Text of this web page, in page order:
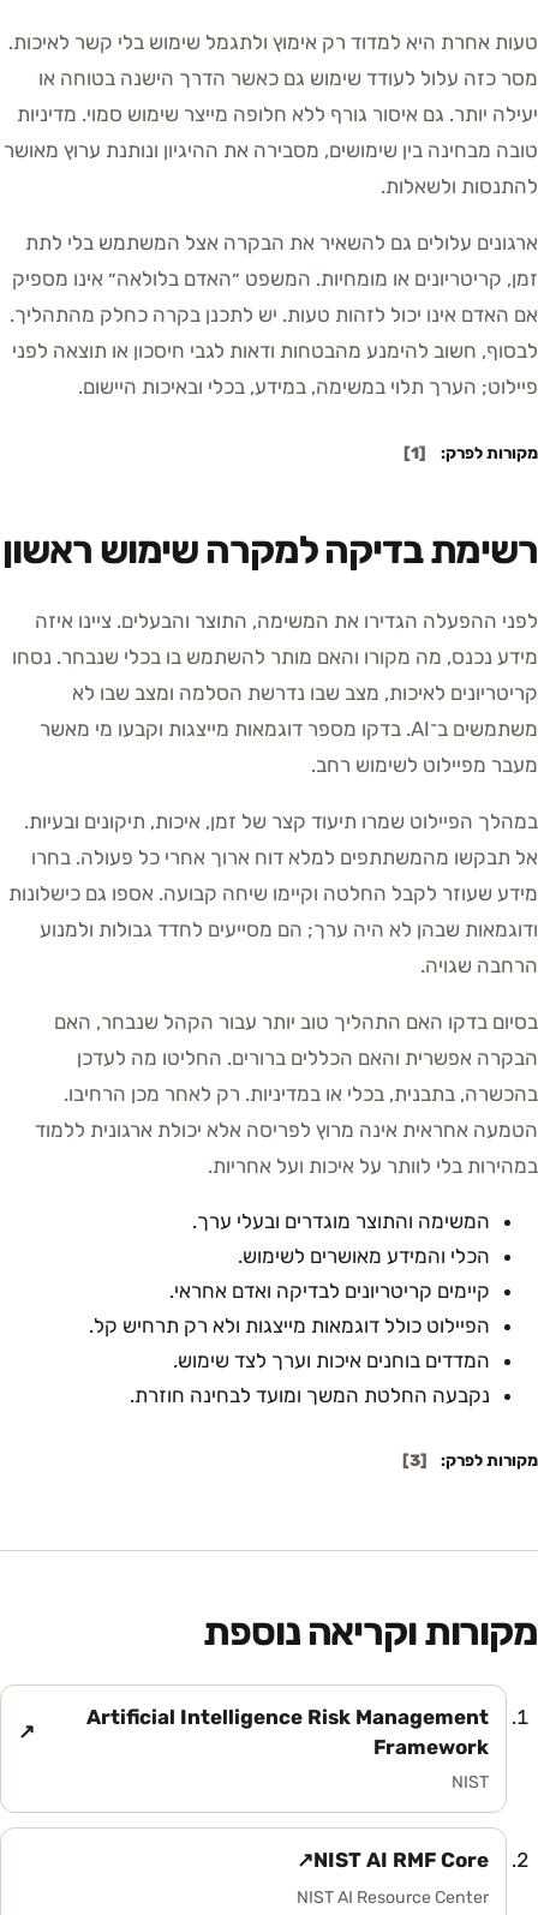
טעות אחרת היא למדוד רק אימוץ ולתגמל שימוש בלי קשר לאיכות.
מסר כזה עלול לעודד שימוש גם כאשר הדרך הישנה בטוחה או
יעילה יותר. גם איסור גורף ללא חלופה מייצר שימוש סמוי. מדיניות
טובה מבחינה בין שימושים, מסבירה את ההיגיון ונותנת ערוץ מאושר
להתנסות ולשאלות.
ארגונים עלולים גם להשאיר את הבקרה אצל המשתמש בלי לתת
זמן, קריטריונים או מומחיות. המשפט ״האדם בלולאה״ אינו מספיק
אם האדם אינו יכול לזהות טעות. יש לתכנן בקרה כחלק מהתהליך.
לבסוף, חשוב להימנע מהבטחות ודאות לגבי חיסכון או תוצאה לפני
פיילוט; הערך תלוי במשימה, במידע, בכלי ובאיכות היישום.
מקורות לפרק: [
1
]
רשימת בדיקה למקרה שימוש ראשון
לפני ההפעלה הגדירו את המשימה, התוצר והבעלים. ציינו איזה
מידע נכנס, מה מקורו והאם מותר להשתמש בו בכלי שנבחר. נסחו
קריטריונים לאיכות, מצב שבו נדרשת הסלמה ומצב שבו לא
משתמשים ב־AI. בדקו מספר דוגמאות מייצגות וקבעו מי מאשר
מעבר מפיילוט לשימוש רחב.
במהלך הפיילוט שמרו תיעוד קצר של זמן, איכות, תיקונים ובעיות.
אל תבקשו מהמשתתפים למלא דוח ארוך אחרי כל פעולה. בחרו
מידע שעוזר לקבל החלטה וקיימו שיחה קבועה. אספו גם כישלונות
ודוגמאות שבהן לא היה ערך; הם מסייעים לחדד גבולות ולמנוע
הרחבה שגויה.
בסיום בדקו האם התהליך טוב יותר עבור הקהל שנבחר, האם
הבקרה אפשרית והאם הכללים ברורים. החליטו מה לעדכן
בהכשרה, בתבנית, בכלי או במדיניות. רק לאחר מכן הרחיבו.
הטמעה אחראית אינה מרוץ לפריסה אלא יכולת ארגונית ללמוד
במהירות בלי לוותר על איכות ועל אחריות.
המשימה והתוצר מוגדרים ובעלי ערך.
הכלי והמידע מאושרים לשימוש.
קיימים קריטריונים לבדיקה ואדם אחראי.
הפיילוט כולל דוגמאות מייצגות ולא רק תרחיש קל.
המדדים בוחנים איכות וערך לצד שימוש.
נקבעה החלטת המשך ומועד לבחינה חוזרת.
מקורות לפרק: [
3
]
מקורות וקריאה נוספת
Artificial Intelligence Risk Management
Framework
↗
(נפתח בלשונית חדשה)
NIST
NIST AI RMF Core
↗
(נפתח בלשונית חדשה)
NIST AI Resource Center